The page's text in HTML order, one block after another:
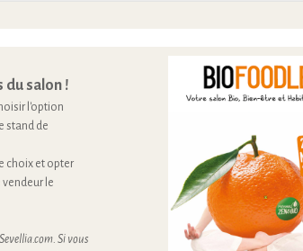
du salon !
l'option
stand de
choix et opter
vendeur le
Si vous